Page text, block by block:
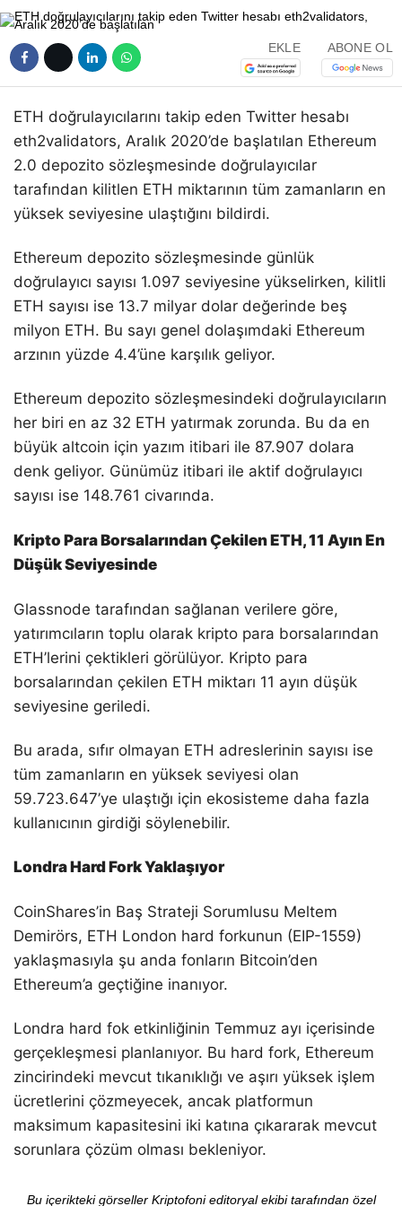
EKLE ABONE OL
ETH doğrulayıcılarını takip eden Twitter hesabı
eth2validators, Aralık 2020’de başlatılan Ethereum
2.0 depozito sözleşmesinde doğrulayıcılar
tarafından kilitlen ETH miktarının tüm zamanların en
yüksek seviyesine ulaştığını bildirdi.
Ethereum depozito sözleşmesinde günlük
doğrulayıcı sayısı 1.097 seviyesine yükselirken, kilitli
ETH sayısı ise 13.7 milyar dolar değerinde beş
milyon ETH. Bu sayı genel dolaşımdaki Ethereum
arzının yüzde 4.4’üne karşılık geliyor.
Ethereum depozito sözleşmesindeki doğrulayıcıların
her biri en az 32 ETH yatırmak zorunda. Bu da en
büyük altcoin için yazım itibari ile 87.907 dolara
denk geliyor. Günümüz itibari ile aktif doğrulayıcı
sayısı ise 148.761 civarında.
Kripto Para Borsalarından Çekilen ETH, 11 Ayın En
Düşük Seviyesinde
Glassnode tarafından sağlanan verilere göre,
yatırımcıların toplu olarak kripto para borsalarından
ETH’lerini çektikleri görülüyor. Kripto para
borsalarından çekilen ETH miktarı 11 ayın düşük
seviyesine geriledi.
Bu arada, sıfır olmayan ETH adreslerinin sayısı ise
tüm zamanların en yüksek seviyesi olan
59.723.647’ye ulaştığı için ekosisteme daha fazla
kullanıcının girdiği söylenebilir.
Londra Hard Fork Yaklaşıyor
CoinShares’in Baş Strateji Sorumlusu Meltem
Demirörs, ETH London hard forkunun (EIP-1559)
yaklaşmasıyla şu anda fonların Bitcoin’den
Ethereum’a geçtiğine inanıyor.
Londra hard fok etkinliğinin Temmuz ayı içerisinde
gerçekleşmesi planlanıyor. Bu hard fork, Ethereum
zincirindeki mevcut tıkanıklığı ve aşırı yüksek işlem
ücretlerini çözmeyecek, ancak platformun
maksimum kapasitesini iki katına çıkararak mevcut
sorunlara çözüm olması bekleniyor.
Bu içerikteki görseller Kriptofoni editoryal ekibi tarafından özel